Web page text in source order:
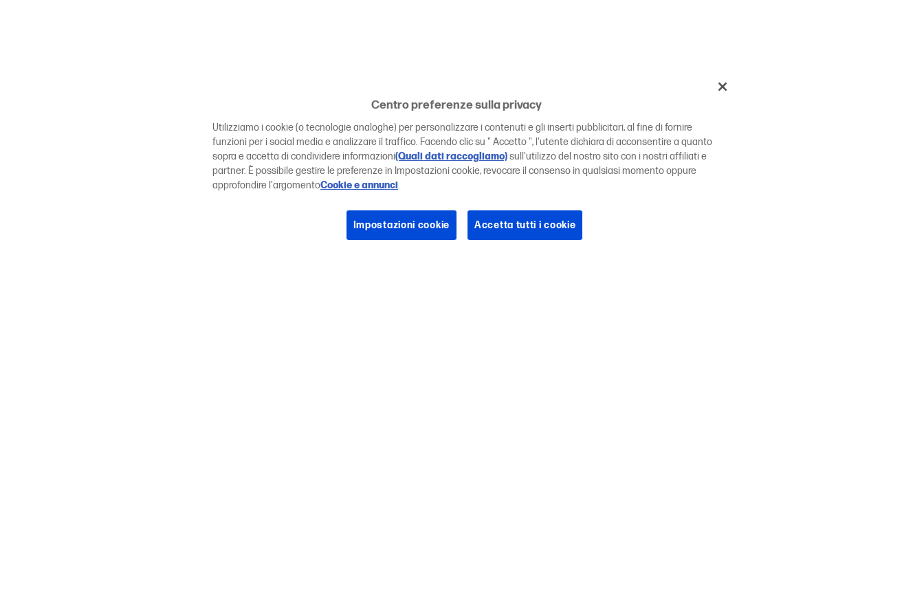
Centro preferenze sulla privacy
Utilizziamo i cookie (o tecnologie analoghe) per personalizzare i contenuti e gli inserti pubblicitari, al fine di fornire
funzioni per i social media e analizzare il traffico. Facendo clic su " Accetto ", l'utente dichiara di acconsentire a quanto
sopra e accetta di condividere informazioni(Quali dati raccogliamo)sull'utilizzo del nostro sito con i nostri affiliati e
partner. È possibile gestire le preferenze in Impostazioni cookie, revocare il consenso in qualsiasi momento oppure
approfondire l'argomentoCookie e annunci.
Impostazioni cookie Accetta tutti i cookie